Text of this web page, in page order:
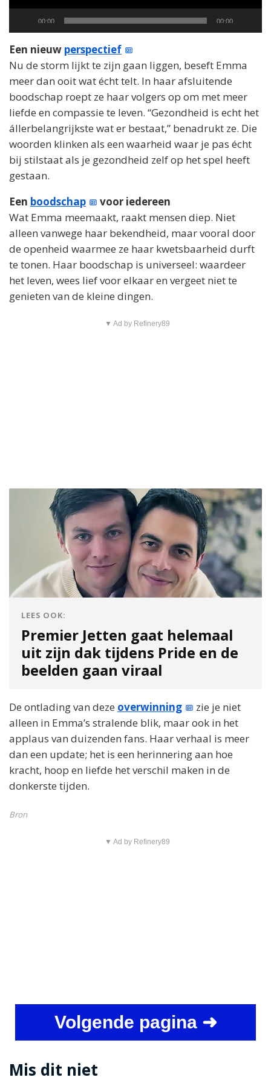
Current
00:00
Total
00:00
Een nieuw perspectief
Nu de storm lijkt te zijn gaan liggen, beseft Emma
meer dan ooit wat écht telt. In haar afsluitende
boodschap roept ze haar volgers op om met meer
liefde en compassie te leven. “Gezondheid is echt het
állerbelangrijkste wat er bestaat,” benadrukt ze. Die
woorden klinken als een waarheid waar je pas écht
bij stilstaat als je gezondheid zelf op het spel heeft
gestaan.
Een boodschap
voor iedereen
Wat Emma meemaakt, raakt mensen diep. Niet
alleen vanwege haar bekendheid, maar vooral door
de openheid waarmee ze haar kwetsbaarheid durft
te tonen. Haar boodschap is universeel: waardeer
het leven, wees lief voor elkaar en vergeet niet te
genieten van de kleine dingen.
▼ Ad by Refinery89
LEES OOK:
Premier Jetten gaat helemaal
uit zijn dak tijdens Pride en de
beelden gaan viraal
De ontlading van deze overwinning
zie je niet
alleen in Emma’s stralende blik, maar ook in het
applaus van duizenden fans. Haar verhaal is meer
dan een update; het is een herinnering aan hoe
kracht, hoop en liefde het verschil maken in de
donkerste tijden.
Bron
▼ Ad by Refinery89
Volgende pagina ➜
Mis dit niet